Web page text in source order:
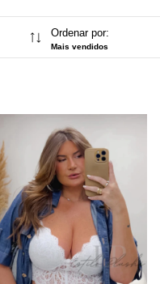
Ordenar por:
Mais vendidos